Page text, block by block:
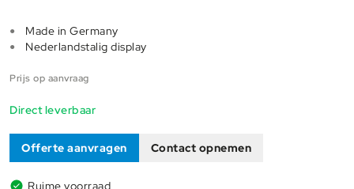
Made in Germany
Nederlandstalig display
Prijs op aanvraag
Direct leverbaar
Offerte aanvragen Contact opnemen
Ruime voorraad